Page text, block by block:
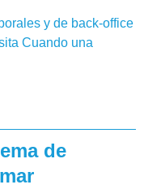
y de back-office
Cuando una
de